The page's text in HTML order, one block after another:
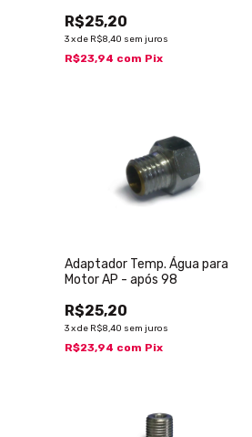
R$25,20
3xde R$8,40 sem juros
R$23,94 com Pix
Adaptador Temp. Água para
Motor AP - após 98
R$25,20
3xde R$8,40 sem juros
R$23,94 com Pix